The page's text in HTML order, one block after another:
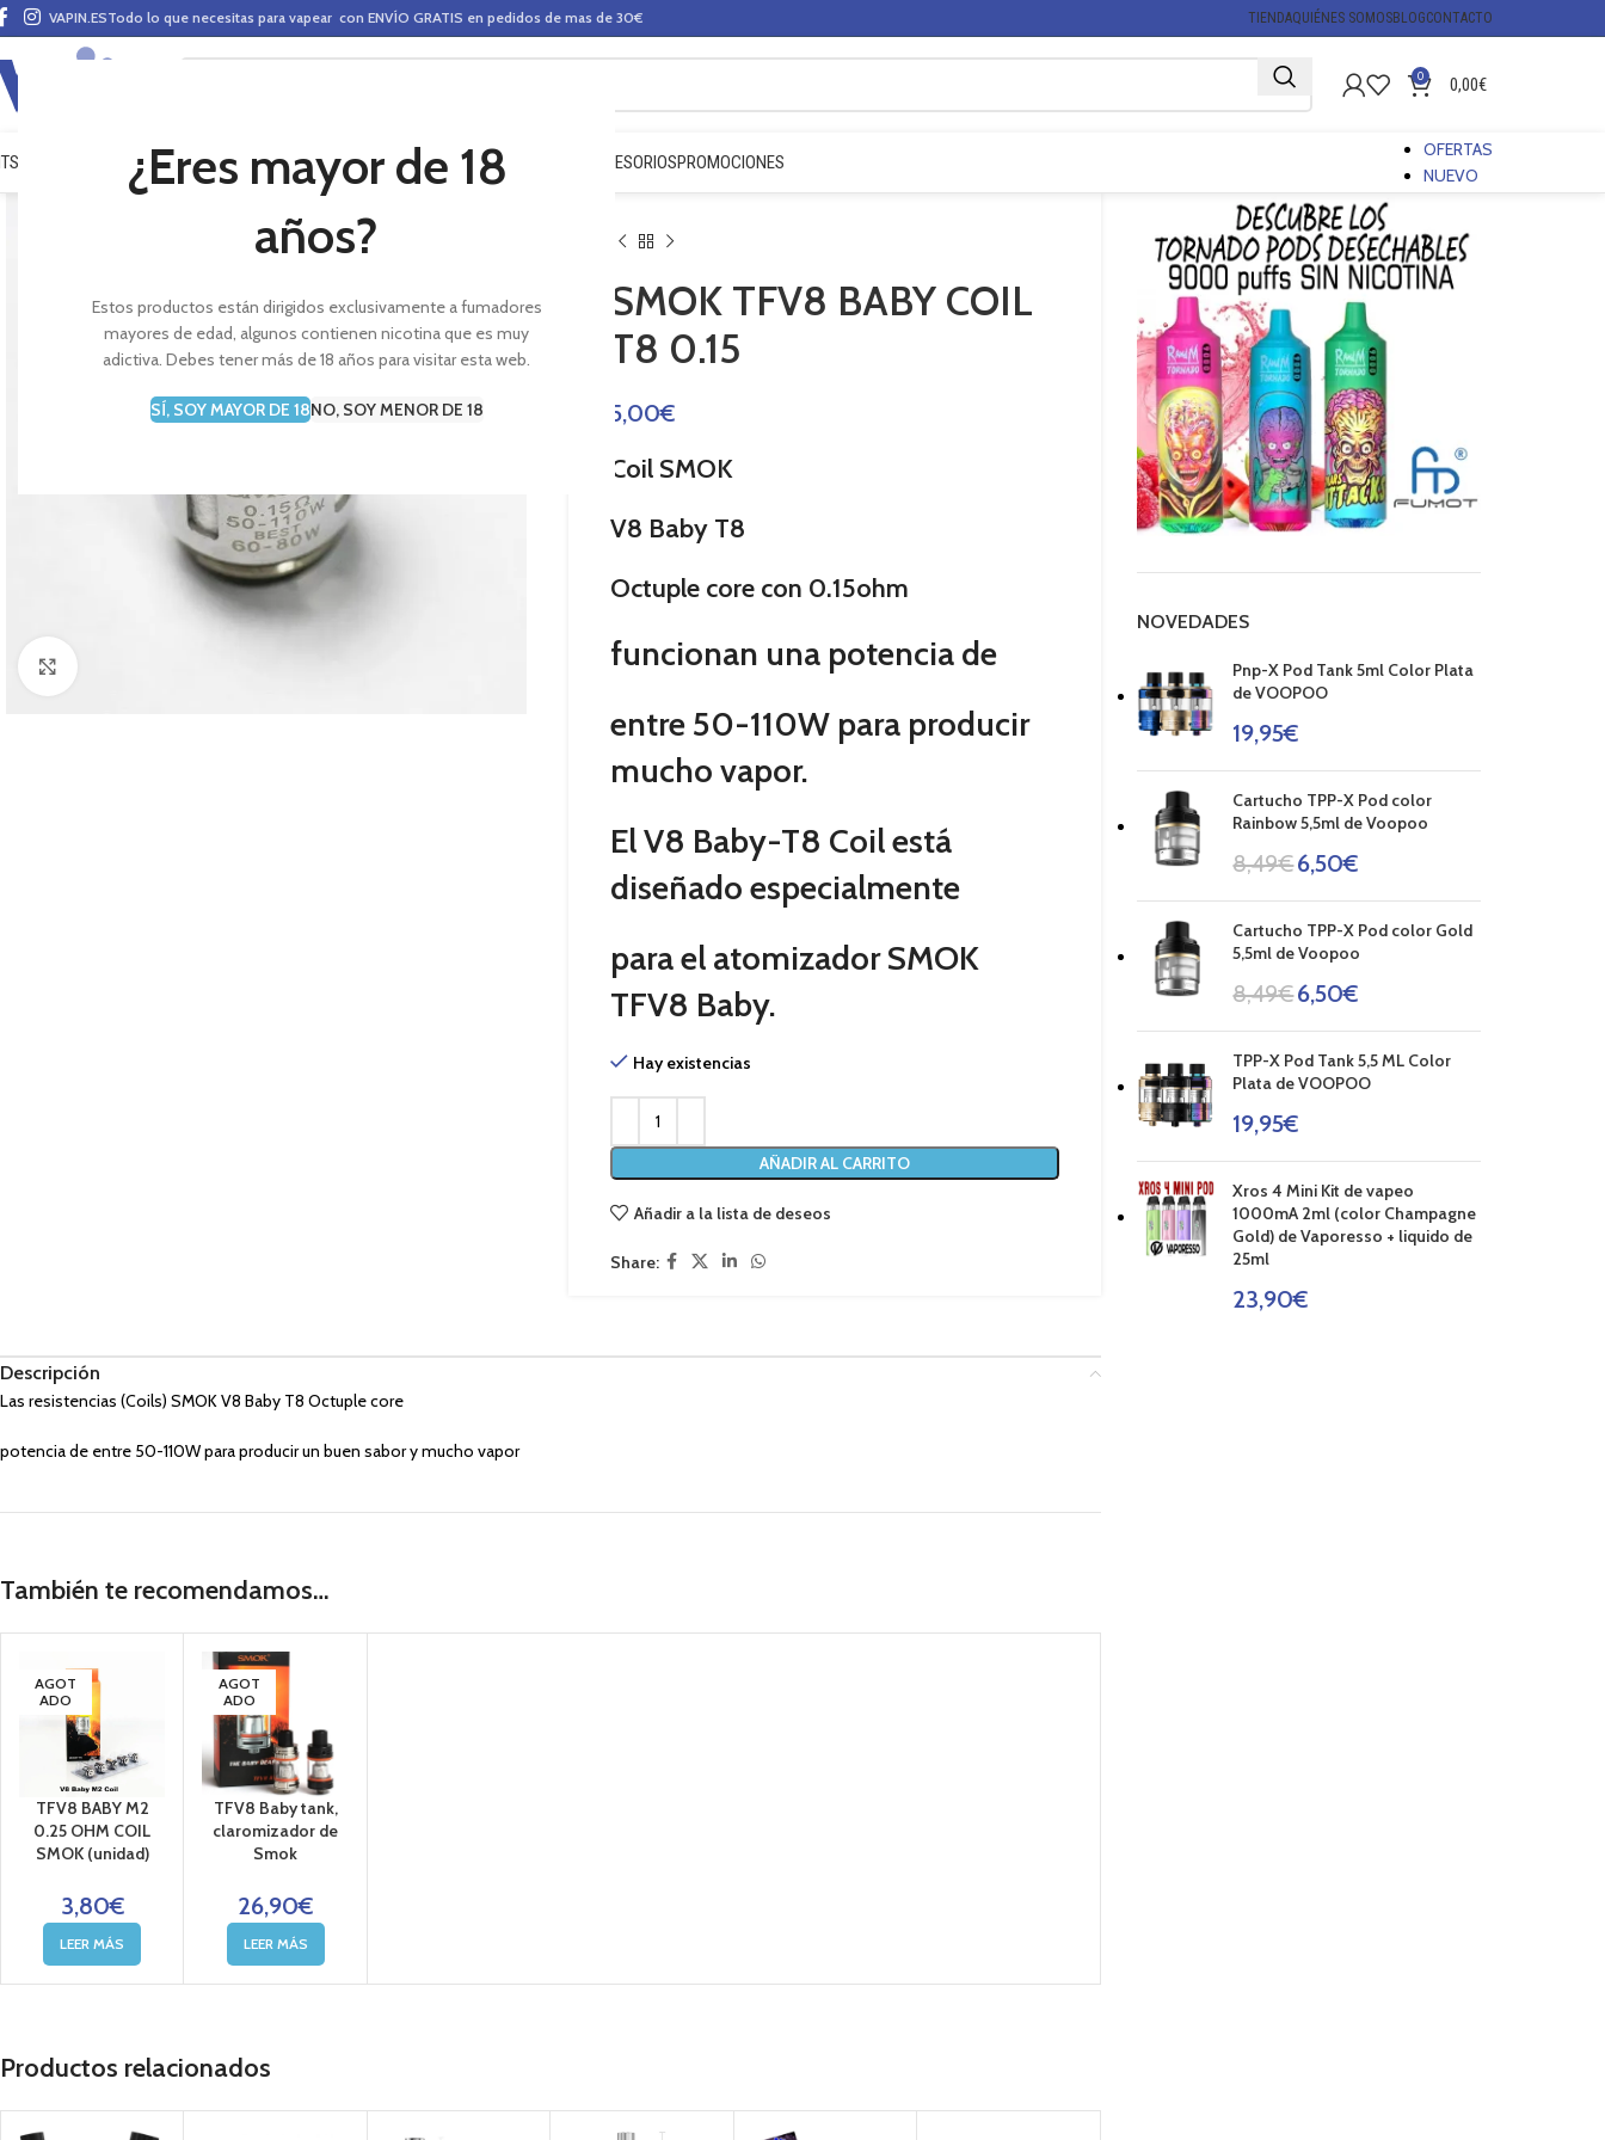
¿Eres mayor de 18
años?
Estos productos están dirigidos exclusivamente a fumadores
mayores de edad, algunos contienen nicotina que es muy
adictiva. Debes tener más de 18 años para visitar esta web.
SÍ, SOY MAYOR DE 18NO, SOY MENOR DE 18
VAPIN.ESTodo lo que necesitas para vapear con ENVÍO GRATIS en pedidos de mas de 30€ TIENDAQUIÉNES SOMOSBLOGCONTACTO
0 0,00€
VAPEO MODS CLAROMIZADORES BASES Y AROMAS (ALQUIMIA) ACCESORIOSPROMOCIONES
OFERTAS
NUEVO
SMOK TFV8 BABY COIL
T8 0.15
5,00€
Coil SMOK
V8 Baby T8
Octuple core con 0.15ohm
funcionan una potencia de
entre 50-110W para producir
mucho vapor.
El V8 Baby-T8 Coil está
diseñado especialmente
para el atomizador SMOK
TFV8 Baby.
Hay existencias
AÑADIR AL CARRITO
Añadir a la lista de deseos
Share:
Descripción
Las resistencias (Coils) SMOK V8 Baby T8 Octuple core
potencia de entre 50-110W para producir un buen sabor y mucho vapor
También te recomendamos…
AGOT
ADO
TFV8 BABY M2
0.25 OHM COIL
SMOK (unidad)
3,80€
LEER MÁS
AGOT
ADO
TFV8 Baby tank,
claromizador de
Smok
26,90€
LEER MÁS
Productos relacionados
NOVEDADES
Pnp-X Pod Tank 5ml Color Plata
de VOOPOO
19,95€
Cartucho TPP-X Pod color
Rainbow 5,5ml de Voopoo
8,49€6,50€
Cartucho TPP-X Pod color Gold
5,5ml de Voopoo
8,49€6,50€
TPP-X Pod Tank 5,5 ML Color
Plata de VOOPOO
19,95€
Xros 4 Mini Kit de vapeo
1000mA 2ml (color Champagne
Gold) de Vaporesso + liquido de
25ml
23,90€